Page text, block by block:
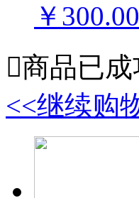
￥
商品已
<<继续购